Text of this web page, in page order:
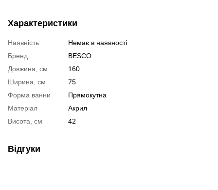
Характеристики
Наявність
Немає в наявності
Бренд
BESCO
Довжина, см
160
Ширина, см
75
Форма ванни
Прямокутна
Матеріал
Акрил
Висота, см
42
Відгуки